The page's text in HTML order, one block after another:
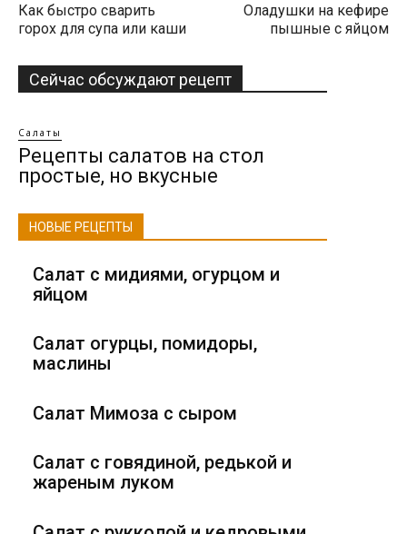
Как быстро сварить
горох для супа или каши
Оладушки на кефире
пышные с яйцом
Сейчас обсуждают рецепт
Салаты
Рецепты салатов на стол
простые, но вкусные
НОВЫЕ РЕЦЕПТЫ
Салат с мидиями, огурцом и
яйцом
Салат огурцы, помидоры,
маслины
Салат Мимоза с сыром
Салат с говядиной, редькой и
жареным луком